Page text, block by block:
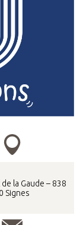
la Gaude – 838
Signes